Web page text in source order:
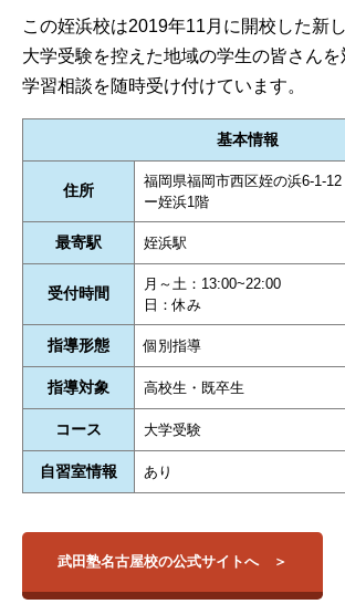
この姪浜校は2019年11月に開校した新
大学受験を控えた地域の学生の皆さん
学習相談を随時受け付けています。
基本情報
住所
福岡県福岡市西区姪の浜6-1-
ー姪浜1階
最寄駅 姪浜駅
受付時間
月～土：13:00~22:00
日：休み
指導形態 個別指導
指導対象 高校生・既卒生
コース 大学受験
自習室情報 あり
武田塾名古屋校の公式サイトへ